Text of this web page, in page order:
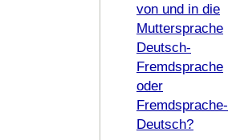
von und in die
Muttersprache
Deutsch-
Fremdsprache
oder
Fremdsprache-
Deutsch?